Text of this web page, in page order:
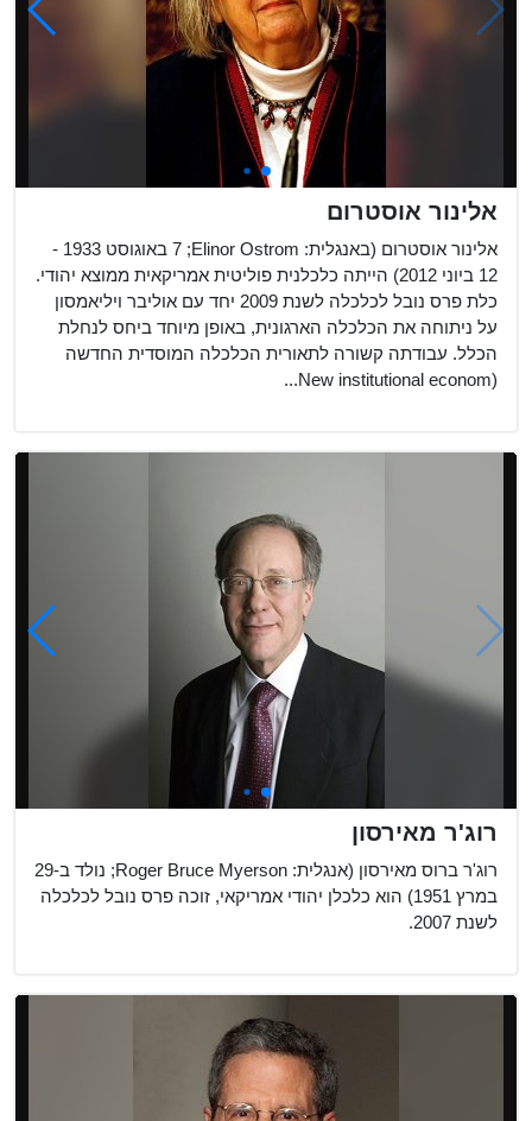
אלינור אוסטרום
אלינור אוסטרום (באנגלית: Elinor Ostrom;‏ 7 באוגוסט 1933 -
12 ביוני 2012) הייתה כלכלנית פוליטית אמריקאית ממוצא יהודי.
כלת פרס נובל לכלכלה לשנת 2009 יחד עם אוליבר ויליאמסון
על ניתוחה את הכלכלה הארגונית, באופן מיוחד ביחס לנחלת
הכלל. עבודתה קשורה לתאורית הכלכלה המוסדית החדשה
(New institutional econom...
רוג'ר מאירסון
רוג'ר ברוס מאירסון (אנגלית: Roger Bruce Myerson; נולד ב-29
במרץ 1951) הוא כלכלן יהודי אמריקאי, זוכה פרס נובל לכלכלה
לשנת 2007.